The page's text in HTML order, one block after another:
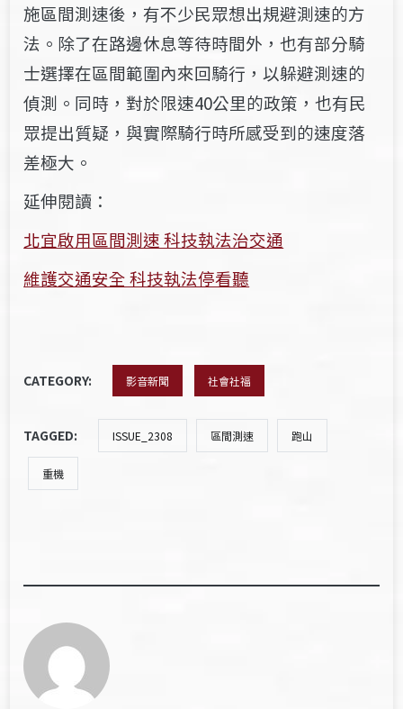
施區間測速後，有不少民眾想出規避測速的方
法。除了在路邊休息等待時間外，也有部分騎
士選擇在區間範圍內來回騎行，以躲避測速的
偵測。同時，對於限速40公里的政策，也有民
眾提出質疑，與實際騎行時所感受到的速度落
差極大。
延伸閱讀：
北宜啟用區間測速 科技執法治交通
維護交通安全 科技執法停看聽
CATEGORY: 影音新聞 社會社福
TAGGED: ISSUE_2308 區間測速 跑山
重機